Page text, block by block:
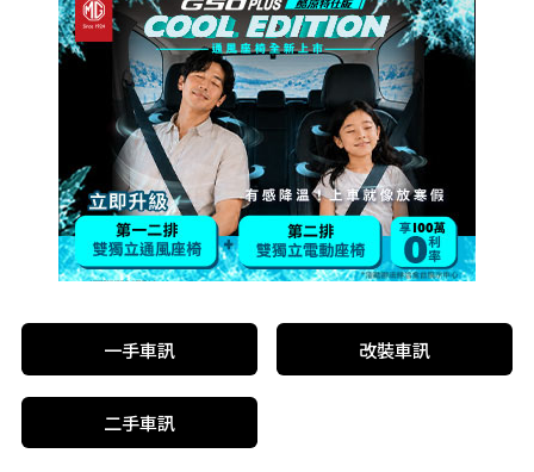
一手車訊 改裝車訊
二手車訊